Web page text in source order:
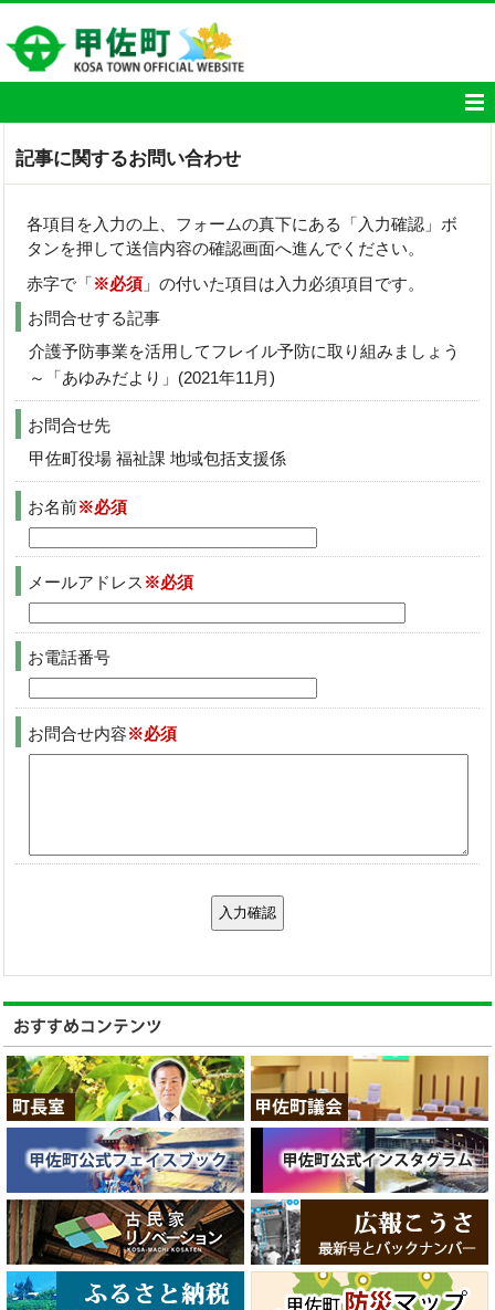
記事に関するお問い合わせ
各項目を入力の上、フォームの真下にある「入力確認」ボ
タンを押して送信内容の確認画面へ進んでください。
赤字で「※必須 」の付いた項目は入力必須項目です。
お問合せする記事
介護予防事業を活用してフレイル予防に取り組みましょう
～「あゆみだより」(2021年11月)
お問合せ先
甲佐町役場 福祉課 地域包括支援係
お名前※必須
メールアドレス ※必須
お電話番号
お問合せ内容※必須